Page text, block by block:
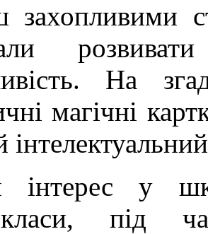
На
магічні
інтерес у
класи, під